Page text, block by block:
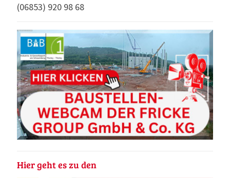
(06853) 920 98 68
Hier geht es zu den